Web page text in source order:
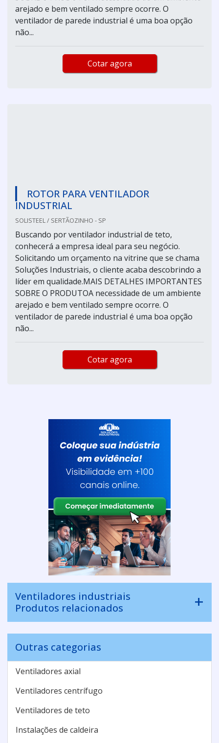
arejado e bem ventilado sempre ocorre. O
ventilador de parede industrial é uma boa opção
não...
Cotar agora
ROTOR PARA VENTILADOR
INDUSTRIAL
SOLISTEEL / SERTÃOZINHO - SP
Buscando por ventilador industrial de teto,
conhecerá a empresa ideal para seu negócio.
Solicitando um orçamento na vitrine que se chama
Soluções Industriais, o cliente acaba descobrindo a
líder em qualidade.MAIS DETALHES IMPORTANTES
SOBRE O PRODUTOA necessidade de um ambiente
arejado e bem ventilado sempre ocorre. O
ventilador de parede industrial é uma boa opção
não...
Cotar agora
Ventiladores industriais
Produtos relacionados
Outras categorias
Ventiladores axial
Ventiladores centrífugo
Ventiladores de teto
Instalações de caldeira